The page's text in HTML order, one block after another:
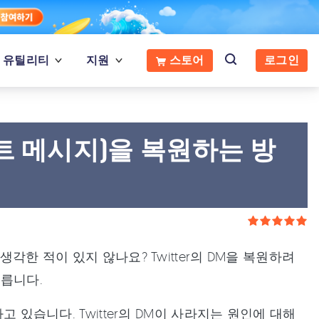
유틸리티 지원 스토어 로그인
메시지)을 복원하는 방
각한 적이 있지 않나요? Twitter의 DM을 복원하려
니다.
있습니다. Twitter의 DM이 사라지는 원인에 대해